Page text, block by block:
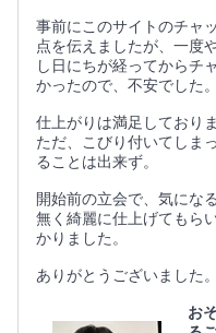
事前にこのサイトのチャ
点を伝えましたが、一度
し日にちが経ってからチ
かったので、不安でした。
仕上がりは満足しておりま
ただ、こびり付いてしま
ることは出来ず。
開始前の立会で、気にな
無く綺麗に仕上げてもら
かりました。
ありがとうございました。
お